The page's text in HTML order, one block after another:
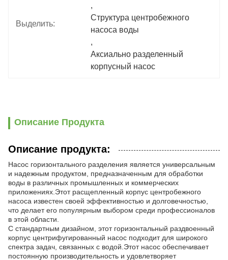
Выделить:
,
Структура центробежного
насоса воды
,
Аксиально разделенный
корпусный насос
Описание Продукта
Описание продукта:
Насос горизонтального разделения является универсальным
и надежным продуктом, предназначенным для обработки
воды в различных промышленных и коммерческих
приложениях.Этот расщепленный корпус центробежного
насоса известен своей эффективностью и долговечностью,
что делает его популярным выбором среди профессионалов
в этой области.
С стандартным дизайном, этот горизонтальный раздвоенный
корпус центрифугированный насос подходит для широкого
спектра задач, связанных с водой.Этот насос обеспечивает
постоянную производительность и удовлетворяет